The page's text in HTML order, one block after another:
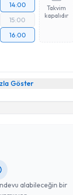
14:00
15:00
16:00
Takvim
kapalıdır
Göster
alabileceğin bir